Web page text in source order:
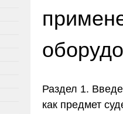
Раздел 1.
как предмет